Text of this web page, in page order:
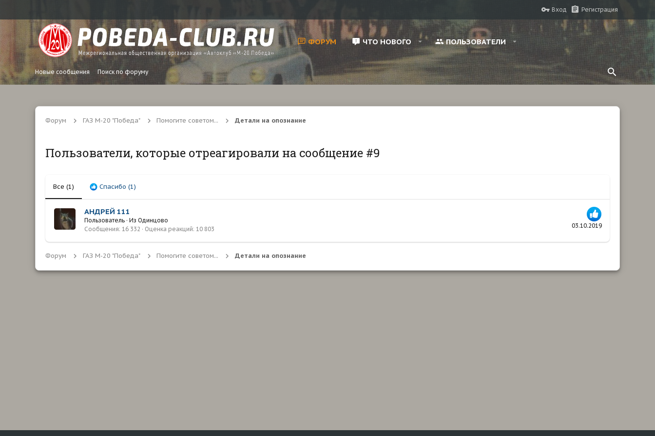
Вход Регистрация
ФОРУМ ЧТО НОВОГО ПОЛЬЗОВАТЕЛИ
Новые сообщения Поиск по форуму
Форум ГАЗ М-20 "Победа" Помогите советом... Детали на опознание
Пользователи, которые отреагировали на сообщение #9
Все (1) Спасибо (1)
03.10.2019
АНДРЕЙ 111
Пользователь · Из Одинцово
Сообщения 16 332 Оценка реакций 10 803
Форум ГАЗ М-20 "Победа" Помогите советом... Детали на опознание